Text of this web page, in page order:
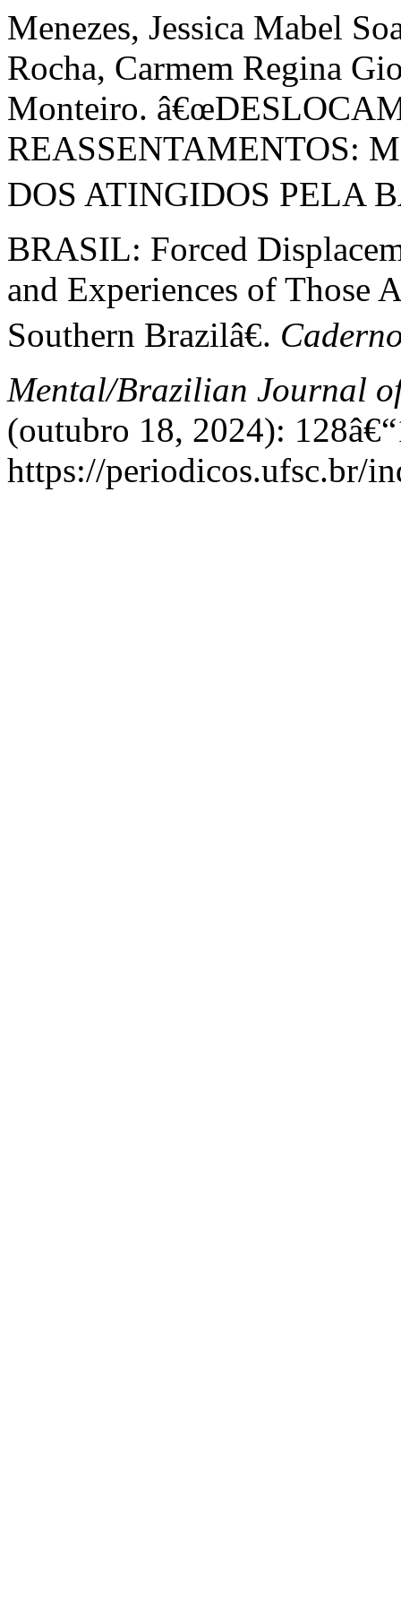
Menezes, Jessica Mabel
Rocha, Carmem Regina
Monteiro.
REASSENTAMENTOS:
DOS ATINGIDOS PELA
BRASIL: Forced
and Experiences of Those
Southern Brazilâ€.
Mental/Brazilian Journal
(outubro 18, 2024):
https://periodicos.ufsc.br/